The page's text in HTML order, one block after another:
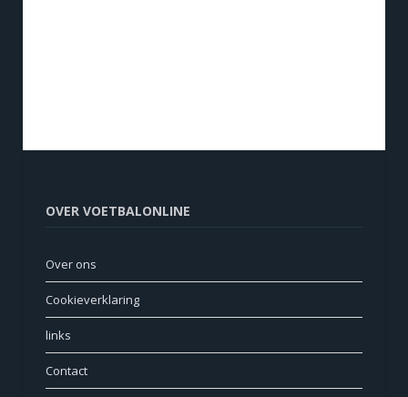
OVER VOETBALONLINE
Over ons
Cookieverklaring
links
Contact